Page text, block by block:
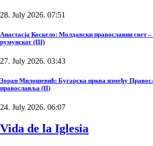
28. July 2026. 07:51
Анастасја Коскело: Молдавски православни свет
румунског (III)
27. July 2026. 03:43
Зоран Милошевић: Бугарска црква између
православља (II)
24. July 2026. 06:07
Vida de la Iglesia